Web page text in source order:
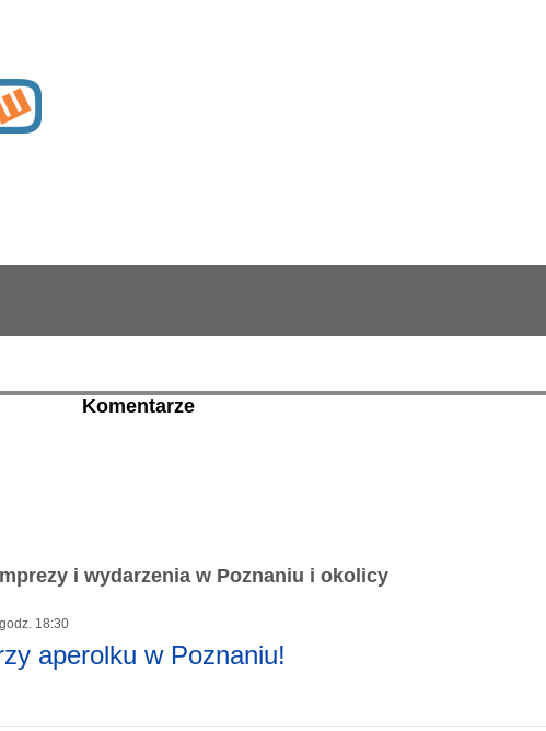
Komentarze
i wydarzenia w Poznaniu i okolicy
18:30
aperolku w Poznaniu!